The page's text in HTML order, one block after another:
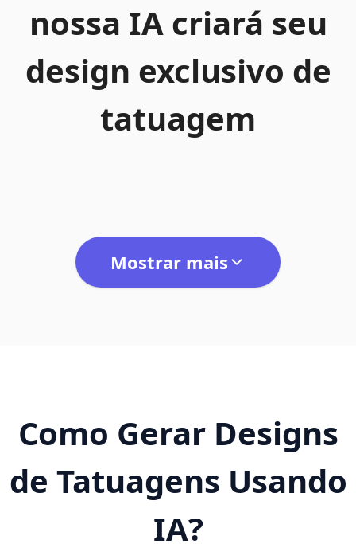
nossa IA criará seu
design exclusivo de
tatuagem
Mostrar mais
Como Gerar Designs
de Tatuagens Usando
IA?